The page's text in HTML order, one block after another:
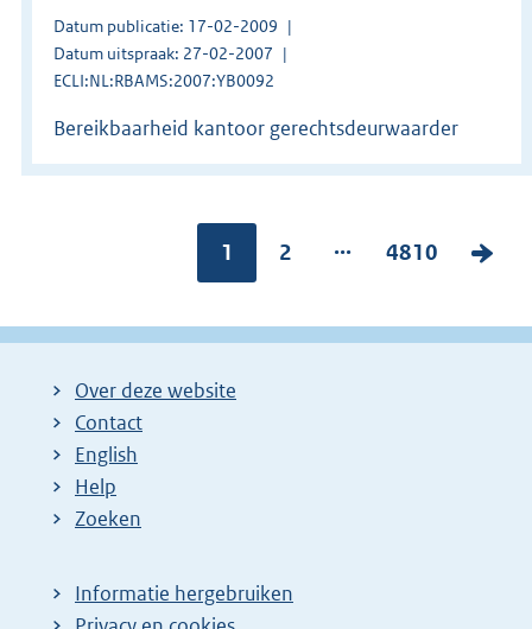
Datum publicatie: 17-02-2009
Datum uitspraak: 27-02-2007
ECLI:NL:RBAMS:2007:YB0092
Bereikbaarheid kantoor gerechtsdeurwaarder
Pagina:
1
P
g
2 ...
P
g
4810
V
l
Over deze website
Contact
English
Help
Zoeken
Informatie hergebruiken